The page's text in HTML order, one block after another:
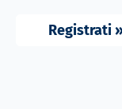
Registrati